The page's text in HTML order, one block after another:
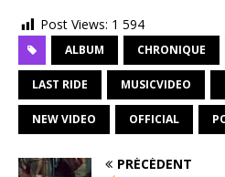
Post Views: 1 594
ALBUM CHRONIQUE
LAST RIDE MUSICVIDEO
NEW VIDEO OFFICIAL
PRÉCÉDENT